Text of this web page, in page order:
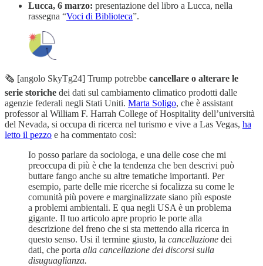
Lucca, 6 marzo: presentazione del libro a Lucca, nella
rassegna “Voci di Biblioteca”.
🗞️ [angolo SkyTg24] Trump potrebbe cancellare o alterare le
serie storiche dei dati sul cambiamento climatico prodotti dalle
agenzie federali negli Stati Uniti. Marta Soligo, che è assistant
professor al William F. Harrah College of Hospitality dell’università
del Nevada, si occupa di ricerca nel turismo e vive a Las Vegas, ha
letto il pezzo e ha commentato così:
Io posso parlare da sociologa, e una delle cose che mi
preoccupa di più è che la tendenza che ben descrivi può
buttare fango anche su altre tematiche importanti. Per
esempio, parte delle mie ricerche si focalizza su come le
comunità più povere e marginalizzate siano più esposte
a problemi ambientali. E qua negli USA è un problema
gigante. Il tuo articolo apre proprio le porte alla
descrizione del freno che si sta mettendo alla ricerca in
questo senso. Usi il termine giusto, la cancellazione dei
dati, che porta alla cancellazione dei discorsi sulla
disuguaglianza.